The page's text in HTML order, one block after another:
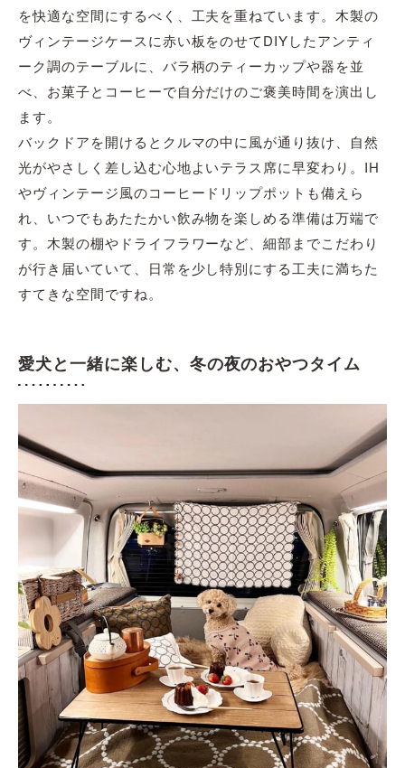
を快適な空間にするべく、工夫を重ねています。木製の
ヴィンテージケースに赤い板をのせてDIYしたアンティ
ーク調のテーブルに、バラ柄のティーカップや器を並
べ、お菓子とコーヒーで自分だけのご褒美時間を演出し
ます。
バックドアを開けるとクルマの中に風が通り抜け、自然
光がやさしく差し込む心地よいテラス席に早変わり。IH
やヴィンテージ風のコーヒードリップポットも備えら
れ、いつでもあたたかい飲み物を楽しめる準備は万端で
す。木製の棚やドライフラワーなど、細部までこだわり
が行き届いていて、日常を少し特別にする工夫に満ちた
すてきな空間ですね。
愛犬と一緒に楽しむ、冬の夜のおやつタイム